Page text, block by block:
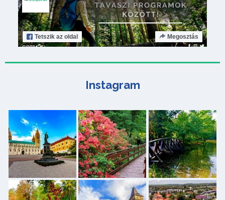
Tetszik az oldal Megosztás
Instagram